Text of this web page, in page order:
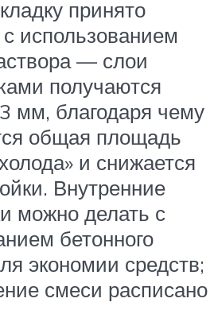
принято
использованием
— слои
получаются
мм, благодаря чему
общая площадь
и снижается
Внутренние
можно делать с
бетонного
экономии средств;
смеси расписано